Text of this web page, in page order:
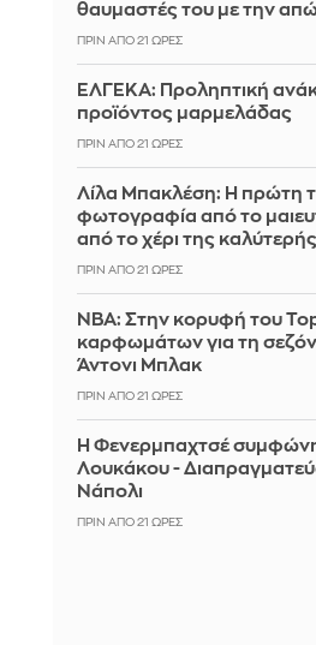
θαυμαστές του με την
ΠΡΙΝ ΑΠΌ 21 ΏΡΕΣ
ΕΛΓΕΚΑ: Προληπτική
προϊόντος μαρμελάδας
ΠΡΙΝ ΑΠΌ 21 ΏΡΕΣ
Λίλα Μπακλέση: Η πρώτη
φωτογραφία από το
από το χέρι της
ΠΡΙΝ ΑΠΌ 21 ΏΡΕΣ
ΝΒΑ: Στην κορυφή του
καρφωμάτων για τη
Άντονι Μπλακ
ΠΡΙΝ ΑΠΌ 21 ΏΡΕΣ
Η Φενερμπαχτσέ
Λουκάκου -
Νάπολι
ΠΡΙΝ ΑΠΌ 21 ΏΡΕΣ